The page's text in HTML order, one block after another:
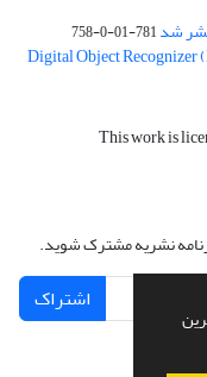
781-01-0-758
This work is
نشریه مشترک شوید.
اشتراک